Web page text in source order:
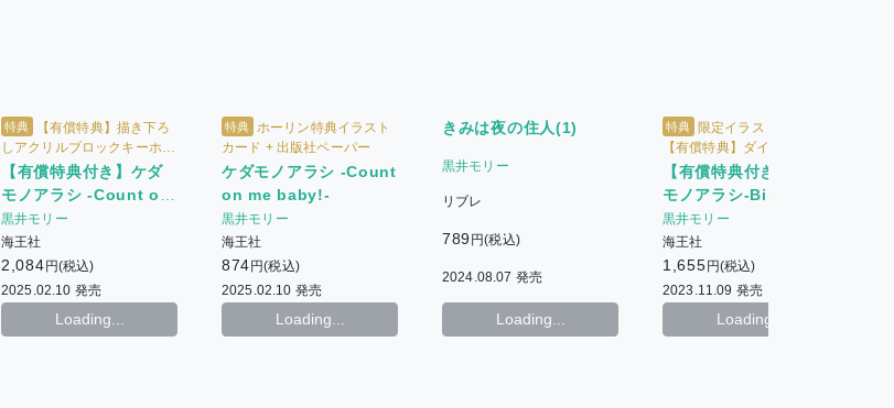
特典
【有償特典】描き下ろ
しアクリルブロックキーホル
ダー + ホーリン特典イラスト
カード + 出版社ペーパー
【有償特典付き】ケダ
モノアラシ -Count on
me baby!-
黒井モリー
海王社
2,084 円(税込)
2025.02.10 発売
Loading...
特典 ホーリン特典イラスト
カード + 出版社ペーパー
ケダモノアラシ -Count
on me baby!-
黒井モリー
海王社
874 円(税込)
2025.02.10 発売
Loading...
きみは夜の住人(1)
黒井モリー
リブレ
789 円(税込)
2024.08.07 発売
Loading...
特典
限定イラストカード +
【有償特典】ダイカットホロ
グラムアクリルコースター +
出版社ペーパー
【有償特典付き】ケダ
モノアラシ-Bind me
baby!-
黒井モリー
海王社
1,655 円(税込)
2023.11.09 発売
Loading...